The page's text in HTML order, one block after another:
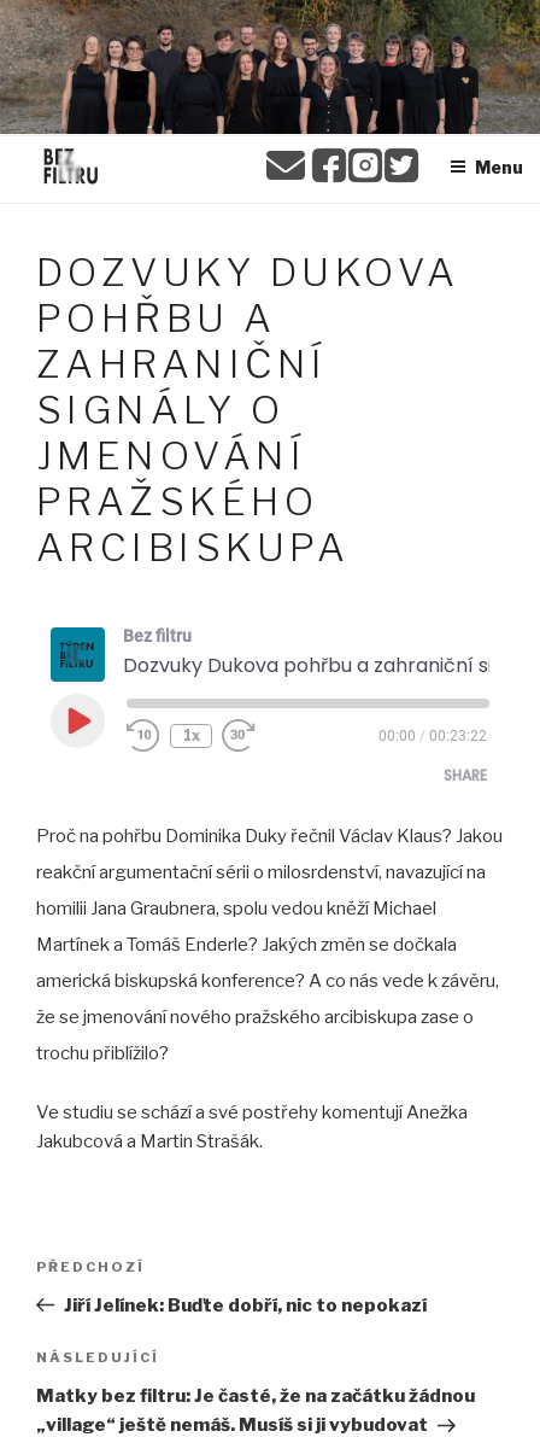
Přejít
k
obsahu
webu
BEZ FILTRU
Menu
DOZVUKY DUKOVA
POHŘBU A
ZAHRANIČNÍ
SIGNÁLY O
JMENOVÁNÍ
PRAŽSKÉHO
ARCIBISKUPA
Bez filtru
Play
Episode
1x 00:00 / 00:23:22
SHARE
SHARE
EMBED
Proč na pohřbu Dominika Duky řečnil Václav Klaus? Jakou
reakční argumentační sérii o milosrdenství, navazující na
homilii Jana Graubnera, spolu vedou kněží Michael
Martínek a Tomáš Enderle? Jakých změn se dočkala
americká biskupská konference? A co nás vede k závěru,
že se jmenování nového pražského arcibiskupa zase o
trochu přiblížilo?
Ve studiu se schází a své postřehy komentují Anežka
Jakubcová a Martin Strašák.
Navigace
příspěvek
Předchozí
příspěvek
PŘEDCHOZÍ
Jiří Jelínek: Buďte dobří, nic to nepokazí
Následující
příspěvek
NÁSLEDUJÍCÍ
Matky bez filtru: Je časté, že na začátku žádnou
„village“ ještě nemáš. Musíš si ji vybudovat